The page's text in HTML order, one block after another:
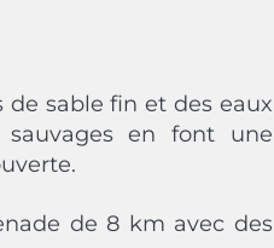
de sable fin et des eaux
sauvages en font une
de 8 km avec des